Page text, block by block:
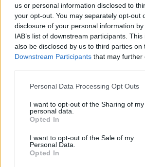
us or personal information disclosed to
your opt-out. You may separately opt-out
disclosure of your personal information
IAB’s list of downstream participants.
also be disclosed by us to third parties on
Downstream Participants that may further
Personal Data Processing Opt Outs
I want to opt-out of the Sharing of my
personal data.
Opted In
I want to opt-out of the Sale of my
Personal Data.
Opted In
të ndihen larg partnerit/es, si
edhe mendërisht. Duhet të
riparoni, dhe nëse mendoni se ja
është momenti për ta treguar.
Horoskopi 10 Janar 2025/
Dashuria, puna dhe
shëndeti
Horoskopi
zbuloni